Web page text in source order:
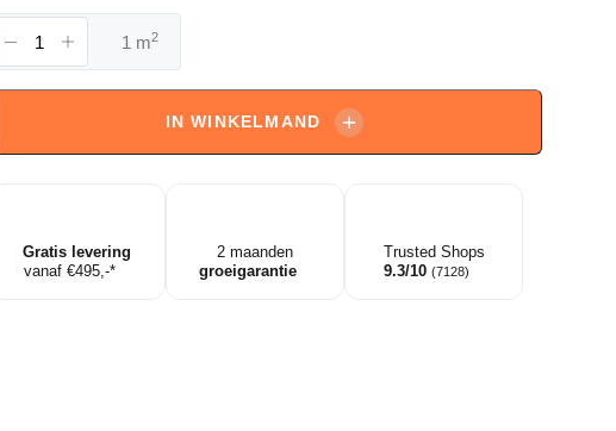
Malva
moschata
-
m2
IN WINKELMAND
Gratis levering
vanaf €495,-*
2 maanden
groeigarantie
Trusted Shops
9.3/10 (7128)